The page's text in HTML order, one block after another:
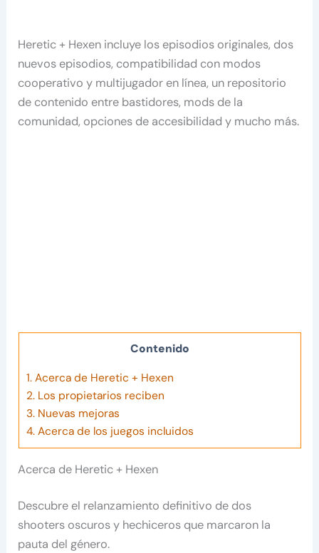
Heretic + Hexen incluye los episodios originales, dos
nuevos episodios, compatibilidad con modos
cooperativo y multijugador en línea, un repositorio
de contenido entre bastidores, mods de la
comunidad, opciones de accesibilidad y mucho más.
Contenido
1.Acerca de Heretic + Hexen
2.Los propietarios reciben
3.Nuevas mejoras
4.Acerca de los juegos incluidos
Acerca de Heretic + Hexen
Descubre el relanzamiento definitivo de dos
shooters oscuros y hechiceros que marcaron la
pauta del género.